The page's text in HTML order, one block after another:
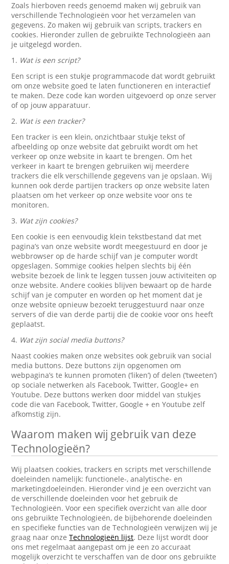
Zoals hierboven reeds genoemd maken wij gebruik van
verschillende Technologieën voor het verzamelen van
gegevens. Zo maken wij gebruik van scripts, trackers en
cookies. Hieronder zullen de gebruikte Technologieën aan
je uitgelegd worden.
1. Wat is een script?
Een script is een stukje programmacode dat wordt gebruikt
om onze website goed te laten functioneren en interactief
te maken. Deze code kan worden uitgevoerd op onze server
of op jouw apparatuur.
2. Wat is een tracker?
Een tracker is een klein, onzichtbaar stukje tekst of
afbeelding op onze website dat gebruikt wordt om het
verkeer op onze website in kaart te brengen. Om het
verkeer in kaart te brengen gebruiken wij meerdere
trackers die elk verschillende gegevens van je opslaan. Wij
kunnen ook derde partijen trackers op onze website laten
plaatsen om het verkeer op onze website voor ons te
monitoren.
3. Wat zijn cookies?
Een cookie is een eenvoudig klein tekstbestand dat met
pagina’s van onze website wordt meegestuurd en door je
webbrowser op de harde schijf van je computer wordt
opgeslagen. Sommige cookies helpen slechts bij één
website bezoek de link te leggen tussen jouw activiteiten op
onze website. Andere cookies blijven bewaart op de harde
schijf van je computer en worden op het moment dat je
onze website opnieuw bezoekt teruggestuurd naar onze
servers of die van derde partij die de cookie voor ons heeft
geplaatst.
4. Wat zijn social media buttons?
Naast cookies maken onze websites ook gebruik van social
media buttons. Deze buttons zijn opgenomen om
webpagina’s te kunnen promoten (‘liken’) of delen (‘tweeten’)
op sociale netwerken als Facebook, Twitter, Google+ en
Youtube. Deze buttons werken door middel van stukjes
code die van Facebook, Twitter, Google + en Youtube zelf
afkomstig zijn.
Waarom maken wij gebruik van deze
Technologieën?
Wij plaatsen cookies, trackers en scripts met verschillende
doeleinden namelijk: functionele-, analytische- en
marketingdoeleinden. Hieronder vind je een overzicht van
de verschillende doeleinden voor het gebruik de
Technologieën. Voor een specifiek overzicht van alle door
ons gebruikte Technologieën, de bijbehorende doeleinden
en specifieke functies van de Technologieën verwijzen wij je
graag naar onzeTechnologieën lijst. Deze lijst wordt door
ons met regelmaat aangepast om je een zo accuraat
mogelijk overzicht te verschaffen van de door ons gebruikte